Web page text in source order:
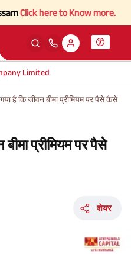
here to Know more.
Limited
गया है कि जीवन बीमा प्रीमियम पर पैसे कैसे
बीमा प्रीमियम पर पैसे
शेयर